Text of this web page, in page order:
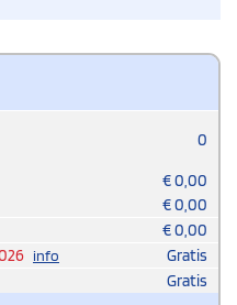
0
€0,00
€0,00
€0,00
info
Gratis
Gratis